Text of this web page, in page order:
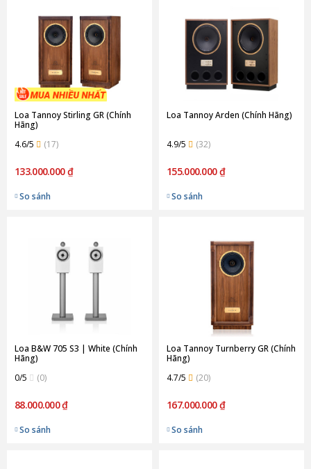
Loa Tannoy Stirling GR (Chính
Hãng)
4.6/5
(17)
133.000.000 ₫
So sánh
Loa Tannoy Arden (Chính Hãng)
4.9/5 (32)
155.000.000 ₫
So sánh
Loa B&W 705 S3 | White (Chính
Hãng)
0/5
(0)
88.000.000 ₫
So sánh
Loa Tannoy Turnberry GR (Chính
Hãng)
4.7/5
(20)
167.000.000 ₫
So sánh